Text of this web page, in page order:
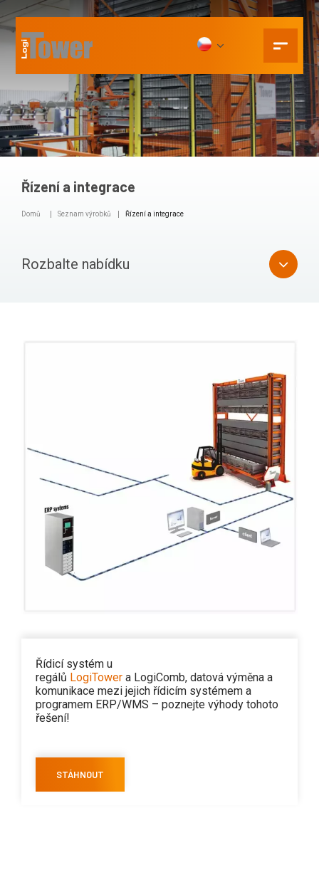
Řízení a integrace
Domů Seznam výrobků Řízení a integrace
Rozbalte nabídku
Řídicí systém u
regálů LogiTower a LogiComb, datová výměna a
komunikace mezi jejich řídicím systémem a
programem ERP/WMS – poznejte výhody tohoto
řešení!
STÁHNOUT